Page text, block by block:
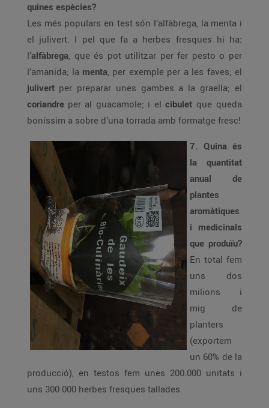
quines espècies?
Les més populars en test són l’alfàbrega, la menta i
el julivert. I pel que fa a herbes fresques hi ha:
l’alfàbrega, que és pot utilitzar per fer pesto o per
l’amanida; la menta, per exemple per a les faves; el
julivert per preparar unes gambes a la graella; el
coriandre per al guacamole; i el cibulet que queda
boníssim a sobre d’una torrada amb formatge fresc!
7. Quina és
la quantitat
anual de
plantes
aromàtiques
i medicinals
que produïu?
En total fem
uns dos
milions i
mig de
planters
(exportem
un 60% de la
producció), en testos fem unes 200.000 unitats i
uns 300.000 herbes fresques tallades.